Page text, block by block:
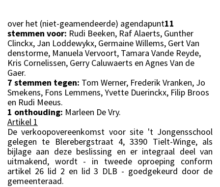
over het (niet-geamendeerde) agendapunt11
stemmen voor: Rudi Beeken, Raf Alaerts, Gunther
Clinckx, Jan Loddewykx, Germaine Willems, Gert Van
denstorme, Manuela Vervoort, Tamara Vande Reyde,
Kris Cornelissen, Gerry Caluwaerts en Agnes Van de
Gaer.
7 stemmen tegen: Tom Werner, Frederik Vranken, Jo
Smekens, Fons Lemmens, Yvette Duerinckx, Filip Broos
en Rudi Meeus.
1 onthouding: Marleen De Vry.
Artikel 1
De verkoopovereenkomst voor site 't Jongensschool
gelegen te Blerebergstraat 4, 3390 Tielt-Winge, als
bijlage aan deze beslissing en er integraal deel van
uitmakend, wordt - in tweede oproeping conform
artikel 26 lid 2 en lid 3 DLB - goedgekeurd door de
gemeenteraad.